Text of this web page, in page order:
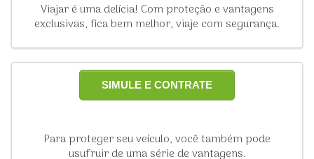
Viajar é uma delícia! Com proteção e vantagens
exclusivas, fica bem melhor, viaje com segurança.
Para proteger seu veículo, você também pode
usufruir de uma série de vantagens.
SIMULE E CONTRATE